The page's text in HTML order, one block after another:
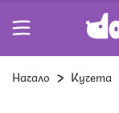
Начало Кучета